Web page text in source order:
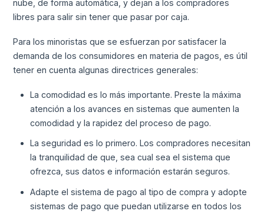
nube, de forma automática, y dejan a los compradores
libres para salir sin tener que pasar por caja.
Para los minoristas que se esfuerzan por satisfacer la
demanda de los consumidores en materia de pagos, es útil
tener en cuenta algunas directrices generales:
La comodidad es lo más importante. Preste la máxima
atención a los avances en sistemas que aumenten la
comodidad y la rapidez del proceso de pago.
La seguridad es lo primero. Los compradores necesitan
la tranquilidad de que, sea cual sea el sistema que
ofrezca, sus datos e información estarán seguros.
Adapte el sistema de pago al tipo de compra y adopte
sistemas de pago que puedan utilizarse en todos los